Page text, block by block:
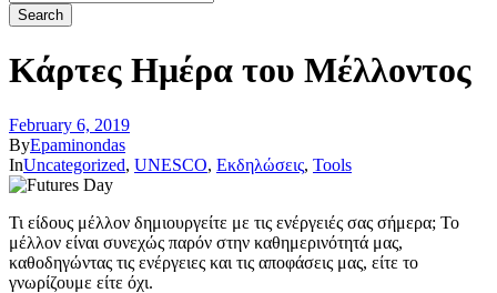
Κάρτες Ημέρα του Μέλλοντος
February 6, 2019
ByEpaminondas
InUncategorized, UNESCO, Εκδηλώσεις, Tools
Τι είδους μέλλον δημιουργείτε με τις ενέργειές σας σήμερα; Το
μέλλον είναι συνεχώς παρόν στην καθημερινότητά μας,
καθοδηγώντας τις ενέργειες και τις αποφάσεις μας, είτε το
γνωρίζουμε είτε όχι.